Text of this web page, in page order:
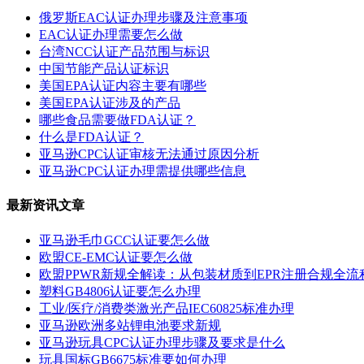
俄罗斯EAC认证办理步骤及注意事项
EAC认证办理需要怎么做
台湾NCC认证产品范围与标识
中国节能产品认证标识
美国EPA认证内容主要有哪些
美国EPA认证涉及的产品
哪些食品需要做FDA认证？
什么是FDA认证？
亚马逊CPC认证审核无法通过原因分析
亚马逊CPC认证办理需提供哪些信息
最新资讯文章
亚马逊毛巾GCC认证要怎么做
欧盟CE-EMC认证要怎么做
欧盟PPWR新规全解读：从包装材质到EPR注册合规全流
塑料GB4806认证要怎么办理
工业/医疗/消费类激光产品IEC60825标准办理
亚马逊欧洲多站锂电池要求新规
亚马逊玩具CPC认证办理步骤及要求是什么
玩具国标GB6675标准要如何办理